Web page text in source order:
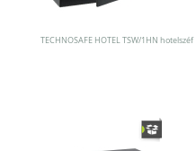
TECHNOSAFE HOTEL TSW/1HN hotelszéf